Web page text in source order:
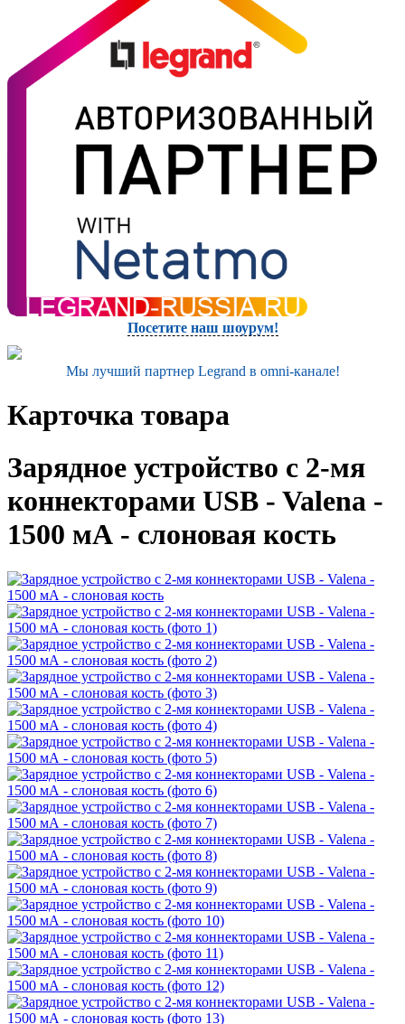
Посетите наш шоурум!
Мы лучший партнер Legrand в omni-канале!
Карточка товара
Зарядное устройство с 2-мя
коннекторами USB - Valena -
1500 мА - слоновая кость